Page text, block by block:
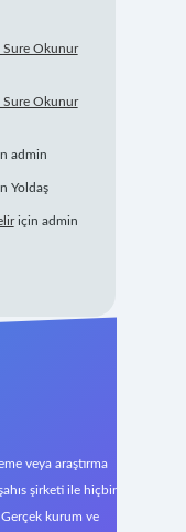
Sure Okunur
Sure Okunur
admin
Yoldaş
için admin
veya araştırma
şirketi ile hiçbir
Gerçek kurum ve